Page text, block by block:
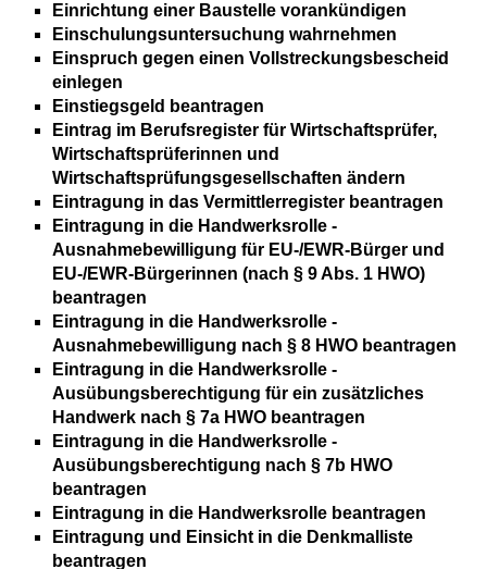
Einrichtung einer Baustelle vorankündigen
Einschulungsuntersuchung wahrnehmen
Einspruch gegen einen Vollstreckungsbescheid
einlegen
Einstiegsgeld beantragen
Eintrag im Berufsregister für Wirtschaftsprüfer,
Wirtschaftsprüferinnen und
Wirtschaftsprüfungsgesellschaften ändern
Eintragung in das Vermittlerregister beantragen
Eintragung in die Handwerksrolle -
Ausnahmebewilligung für EU-/EWR-Bürger und
EU-/EWR-Bürgerinnen (nach § 9 Abs. 1 HWO)
beantragen
Eintragung in die Handwerksrolle -
Ausnahmebewilligung nach § 8 HWO beantragen
Eintragung in die Handwerksrolle -
Ausübungsberechtigung für ein zusätzliches
Handwerk nach § 7a HWO beantragen
Eintragung in die Handwerksrolle -
Ausübungsberechtigung nach § 7b HWO
beantragen
Eintragung in die Handwerksrolle beantragen
Eintragung und Einsicht in die Denkmalliste
beantragen